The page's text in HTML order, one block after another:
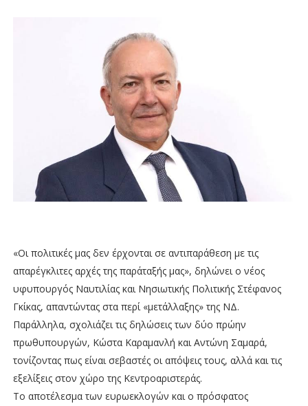
«Oι πολιτικές μας δεν έρχονται σε αντιπαράθεση με τις
απαρέγκλιτες αρχές της παράταξής μας», δηλώνει ο νέος
υφυπουργός Ναυτιλίας και Νησιωτικής Πολιτικής Στέφανος
Γκίκας, απαντώντας στα περί «μετάλλαξης» της ΝΔ.
Παράλληλα, σχολιάζει τις δηλώσεις των δύο πρώην
πρωθυπουργών, Κώστα Καραμανλή και Αντώνη Σαμαρά,
τονίζοντας πως είναι σεβαστές οι απόψεις τους, αλλά και τις
εξελίξεις στον χώρο της Κεντροαριστεράς.
Το αποτέλεσμα των ευρωεκλογών και ο πρόσφατος